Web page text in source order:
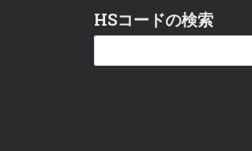
HSコードの検索